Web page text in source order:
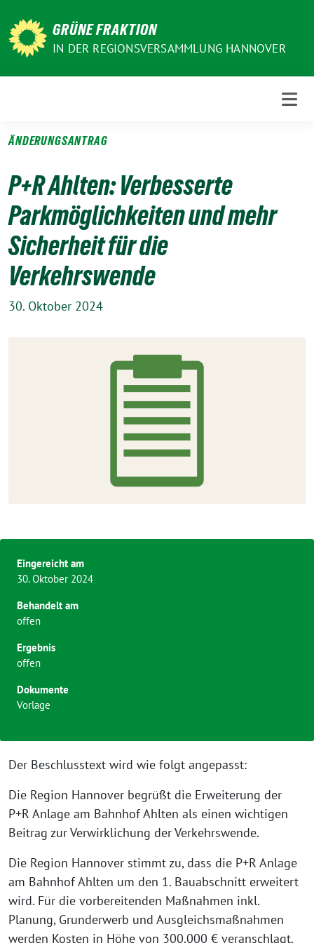
zum
Inhalt
GRÜNE FRAKTION
IN DER REGIONSVERSAMMLUNG HANNOVER
ÄNDERUNGSANTRAG
P+R Ahlten: Verbesserte
Parkmöglichkeiten und mehr
Sicherheit für die
Verkehrswende
30. Oktober 2024
Der Beschlusstext wird wie folgt angepasst:
Die Region Hannover begrüßt die Erweiterung der
P+R Anlage am Bahnhof Ahlten als einen wichtigen
Beitrag zur Verwirklichung der Verkehrswende.
Die Region Hannover stimmt zu, dass die P+R Anlage
am Bahnhof Ahlten um den 1. Bauabschnitt erweitert
wird. Für die vorbereitenden Maßnahmen inkl.
Planung, Grunderwerb und Ausgleichsmaßnahmen
werden Kosten in Höhe von 300.000 € veranschlagt.
Eingereicht am
30. Oktober 2024
Behandelt am
offen
Ergebnis
offen
Dokumente
Vorlage